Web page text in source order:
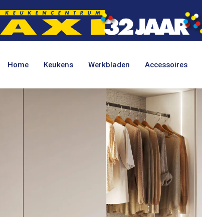
Home Keukens Werkbladen Accessoires